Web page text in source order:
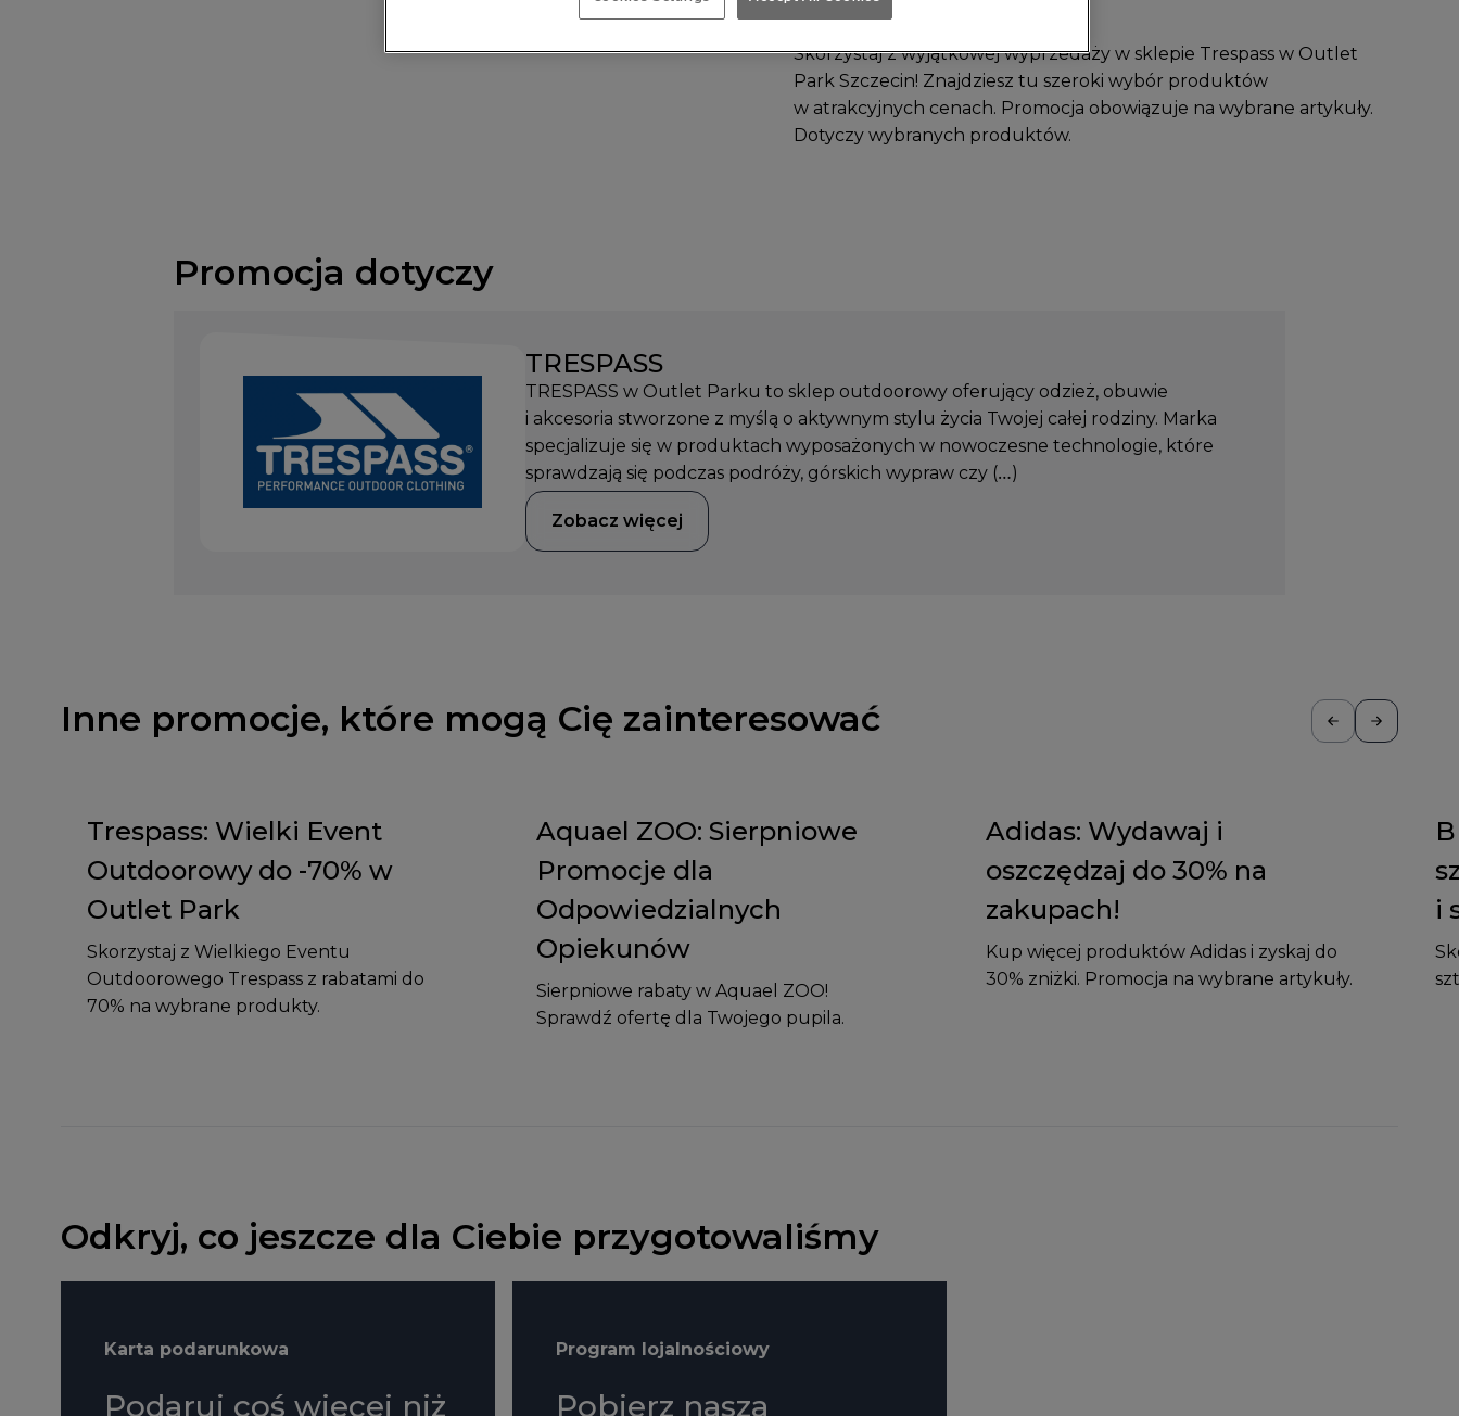
Skorzystaj z wyjątkowej wyprzedaży w sklepie Trespass w Outlet
Park Szczecin! Znajdziesz tu szeroki wybór produktów
w atrakcyjnych cenach. Promocja obowiązuje na wybrane artykuły.
Dotyczy wybranych produktów.
Promocja dotyczy
TRESPASS
TRESPASS w Outlet Parku to sklep outdoorowy oferujący odzież, obuwie
i akcesoria stworzone z myślą o aktywnym stylu życia Twojej całej rodziny. Marka
specjalizuje się w produktach wyposażonych w nowoczesne technologie, które
sprawdzają się podczas podróży, górskich wypraw czy (…)
Zobacz więcej
Inne promocje, które mogą Cię zainteresować
Trespass: Wielki Event
Outdoorowy do -70% w
Outlet Park
Skorzystaj z Wielkiego Eventu
Outdoorowego Trespass z rabatami do
70% na wybrane produkty.
Aquael ZOO: Sierpniowe
Promocje dla
Odpowiedzialnych
Opiekunów
Sierpniowe rabaty w Aquael ZOO!
Sprawdź ofertę dla Twojego pupila.
Adidas: Wydawaj i
oszczędzaj do 30% na
zakupach!
Kup więcej produktów Adidas i zyskaj do
30% zniżki. Promocja na wybrane artykuły.
i
Odkryj, co jeszcze dla Ciebie przygotowaliśmy
Karta podarunkowa
Podaruj coś więcej niż
Program lojalnościowy
Pobierz naszą